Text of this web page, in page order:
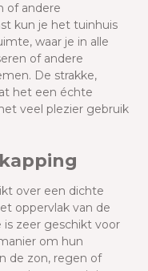
of andere
kun je het tuinhuis
waar je in alle
of andere
De strakke,
het een échte
veel plezier gebruik
over een dichte
oppervlak van de
zeer geschikt voor
om hun
de zon, regen of